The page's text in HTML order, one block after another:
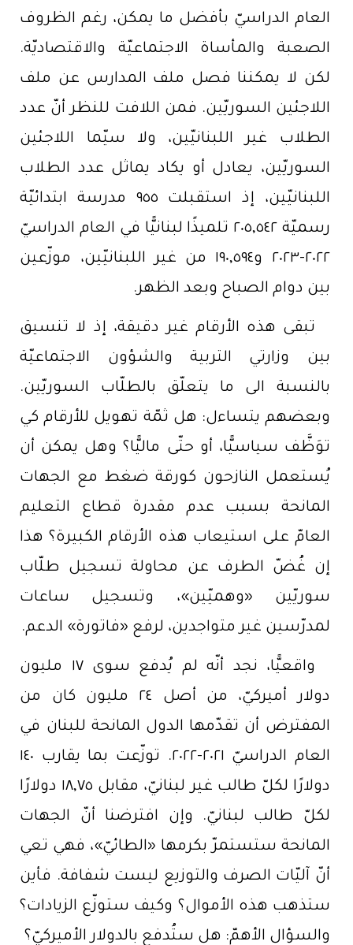
العام الدراسيّ بأفضل ما يمكن، رغم الظروف
الصعبة والمأساة الاجتماعيّة والاقتصاديّة.
لكن لا يمكننا فصل ملف المدارس عن ملف
اللاجئين السوريّين. فمن اللافت للنظر أنّ عدد
الطلاب غير اللبنانيّين، ولا سيّما اللاجئين
السوريّين، يعادل أو يكاد يماثل عدد الطلاب
اللبنانيّين، إذ استقبلت ٩٥٥ مدرسة ابتدائيّة
رسميّة ٢٠٥,٥٤٢ تلميذًا لبنانيًّا في العام الدراسيّ
٢٠٢٢-٢٠٢٣ و١٩٠,٥٩٤ من غير اللبنانيّين، موزّعين
بين دوام الصباح وبعد الظهر.
تبقى هذه الأرقام غير دقيقة، إذ لا تنسيق
بين وزارتي التربية والشؤون الاجتماعيّة
بالنسبة الى ما يتعلّق بالطلّاب السوريّين.
وبعضهم يتساءل: هل ثمّة تهويل للأرقام كي
توَظَّف سياسيًّا، أو حتّى ماليًّا؟ وهل يمكن أن
يُستعمل النازحون كورقة ضغط مع الجهات
المانحة بسبب عدم مقدرة قطاع التعليم
العامّ على استيعاب هذه الأرقام الكبيرة؟ هذا
إن غُضّ الطرف عن محاولة تسجيل طلّاب
سوريّين «وهميّين»، وتسجيل ساعات
لمدرّسين غير متواجدين، لرفع «فاتورة» الدعم.
واقعيًّا، نجد أنّه لم يُدفع سوى ١٧ مليون
دولار أميركيّ، من أصل ٢٤ مليون كان من
المفترض أن تقدّمها الدول المانحة للبنان في
العام الدراسيّ ٢٠٢١-٢٠٢٢. توزّعت بما يقارب ١٤٠
دولارًا لكلّ طالب غير لبنانيّ، مقابل ١٨,٧٥ دولارًا
لكلّ طالب لبنانيّ. وإن افترضنا أنّ الجهات
المانحة ستستمرّ بكرمها «الطائيّ»، فهي تعي
أنّ آليّات الصرف والتوزيع ليست شفافة. فأين
ستذهب هذه الأموال؟ وكيف ستوزّع الزيادات؟
والسؤال الأهمّ: هل ستُدفع بالدولار الأميركيّ؟